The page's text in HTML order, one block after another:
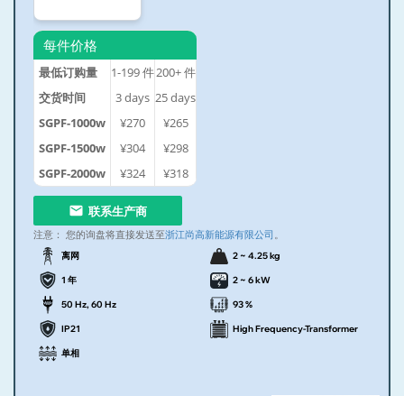
每件价格
最低订购量 1-199件200+件
交货时间
3days 25days
SGPF-1000w
¥270
¥265
SGPF-1500w
¥304
¥298
SGPF-2000w
¥324 ¥318
联系生产商
注意： 您的询盘将直接发送至浙江尚高新能源有限公司 。
离网 2 ~ 4.25 kg
1 年 2 ~ 6 kW
50 Hz, 60 Hz 93 %
IP21 High Frequency-Transformer
单相